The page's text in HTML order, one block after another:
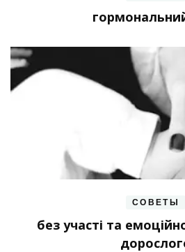
СОВЕТЫ
без участі та